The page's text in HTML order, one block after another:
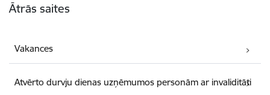
Ātrās saites
Vakances
Atvērto durvju dienas uzņēmumos personām ar invaliditāti